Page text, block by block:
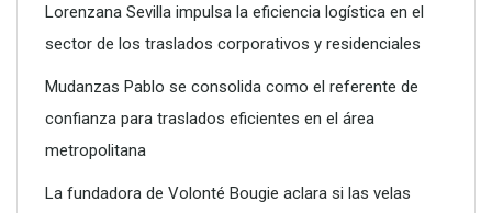
Lorenzana Sevilla impulsa la eficiencia logística en el
sector de los traslados corporativos y residenciales
Mudanzas Pablo se consolida como el referente de
confianza para traslados eficientes en el área
metropolitana
La fundadora de Volonté Bougie aclara si las velas